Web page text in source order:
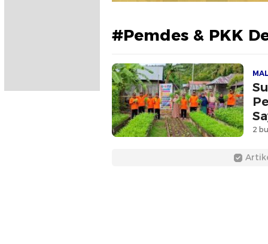
#Pemdes & PKK
2